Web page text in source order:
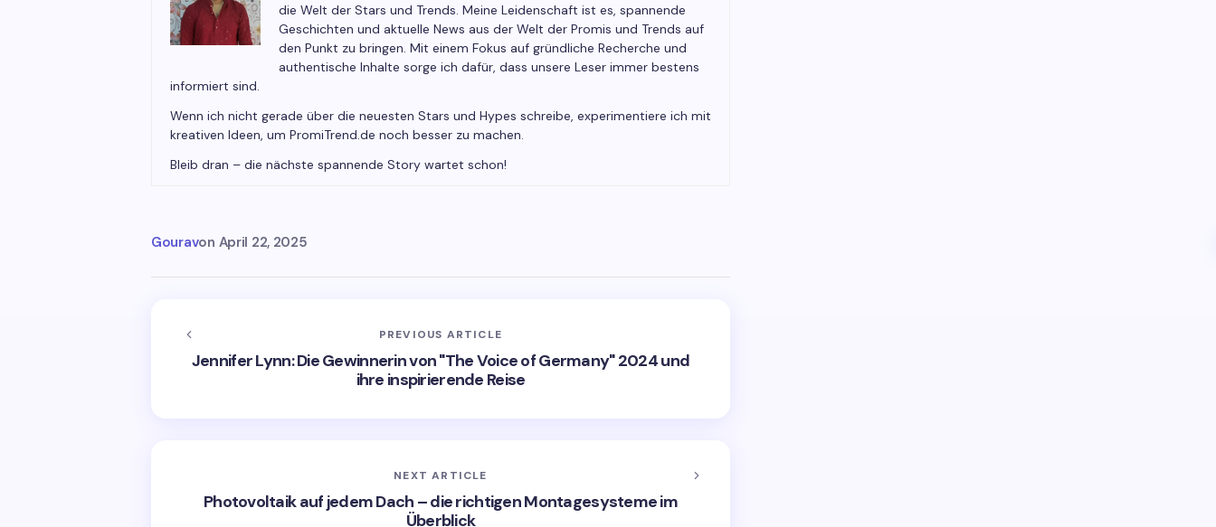
die Welt der Stars und Trends. Meine Leidenschaft ist es, spannende
Geschichten und aktuelle News aus der Welt der Promis und Trends auf
den Punkt zu bringen. Mit einem Fokus auf gründliche Recherche und
authentische Inhalte sorge ich dafür, dass unsere Leser immer bestens
informiert sind.
Wenn ich nicht gerade über die neuesten Stars und Hypes schreibe, experimentiere ich mit
kreativen Ideen, um PromiTrend.de noch besser zu machen.
Bleib dran – die nächste spannende Story wartet schon!
Gouravon April 22, 2025
PREVIOUS ARTICLE
Jennifer Lynn: Die Gewinnerin von "The Voice of Germany" 2024 und
ihre inspirierende Reise
NEXT ARTICLE
Photovoltaik auf jedem Dach – die richtigen Montagesysteme im
Überblick